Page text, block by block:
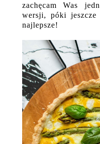
zachęcam Was
wersji, póki
najlepsze!